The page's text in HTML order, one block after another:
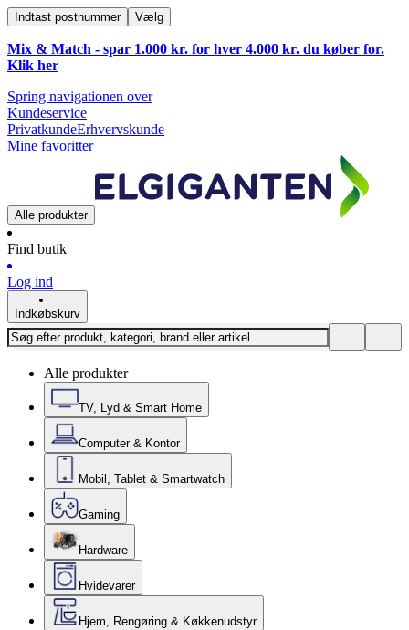
Indtast postnummer Vælg
Mix & Match - spar 1.000 kr. for hver 4.000 kr. du køber for.
Klik her
Spring navigationen over
Kundeservice
PrivatkundeErhvervskunde
Mine favoritter
Alle produkter
Find butik
Log ind
Indkøbskurv
Alle produkter
TV, Lyd & Smart Home
Computer & Kontor
Mobil, Tablet & Smartwatch
Gaming
Hardware
Hvidevarer
Hjem, Rengøring & Køkkenudstyr